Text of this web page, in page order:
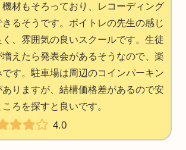
機材もそろっており、レコーディング
きるそうです。ボイトレの先生の感じ
く、雰囲気の良いスクールです。生徒
増えたら発表会があるそうなので、楽
です。駐車場は周辺のコインパーキン
ありますが、結構価格差があるので安
ころを探すと良いです。
4.0